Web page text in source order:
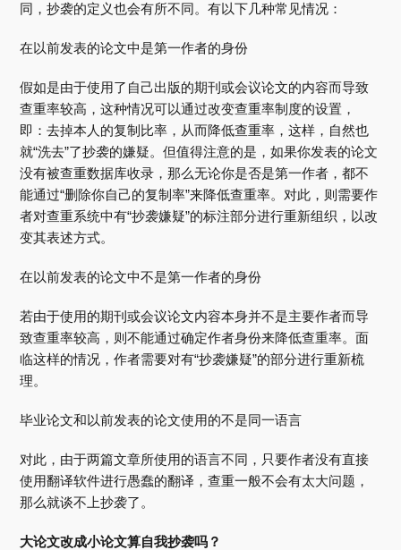
同，抄袭的定义也会有所不同。有以下几种常见情况：
在以前发表的论文中是第一作者的身份
假如是由于使用了自己出版的期刊或会议论文的内容而导致
查重率较高，这种情况可以通过改变查重率制度的设置，
即：去掉本人的复制比率，从而降低查重率，这样，自然也
就“洗去”了抄袭的嫌疑。但值得注意的是，如果你发表的论文
没有被查重数据库收录，那么无论你是否是第一作者，都不
能通过“删除你自己的复制率”来降低查重率。对此，则需要作
者对查重系统中有“抄袭嫌疑”的标注部分进行重新组织，以改
变其表述方式。
在以前发表的论文中不是第一作者的身份
若由于使用的期刊或会议论文内容本身并不是主要作者而导
致查重率较高，则不能通过确定作者身份来降低查重率。面
临这样的情况，作者需要对有“抄袭嫌疑”的部分进行重新梳
理。
毕业论文和以前发表的论文使用的不是同一语言
对此，由于两篇文章所使用的语言不同，只要作者没有直接
使用翻译软件进行愚蠢的翻译，查重一般不会有太大问题，
那么就谈不上抄袭了。
大论文改成小论文算自我抄袭吗？